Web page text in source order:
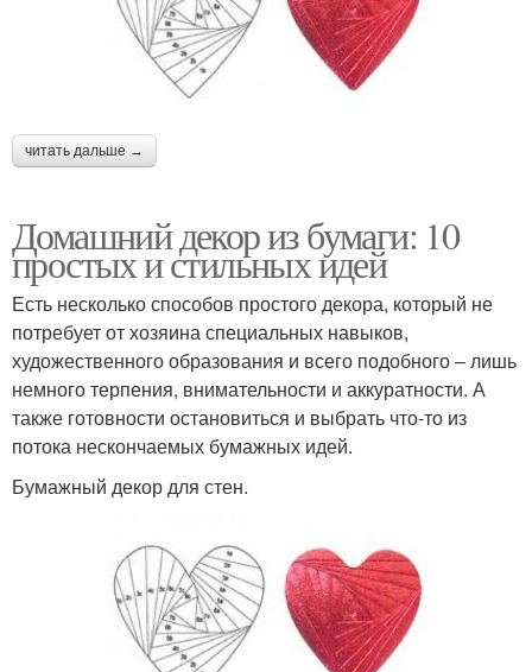
читать дальше →
Домашний декор из бумаги: 10
простых и стильных идей
Есть несколько способов простого декора, который не
потребует от хозяина специальных навыков,
художественного образования и всего подобного – лишь
немного терпения, внимательности и аккуратности. А
также готовности остановиться и выбрать что-то из
потока нескончаемых бумажных идей.
Бумажный декор для стен.